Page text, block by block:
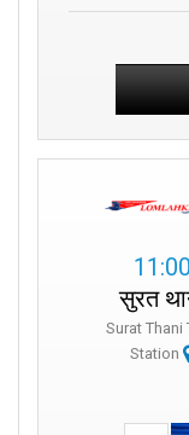
11:00
सुरत
Surat Thani
Station